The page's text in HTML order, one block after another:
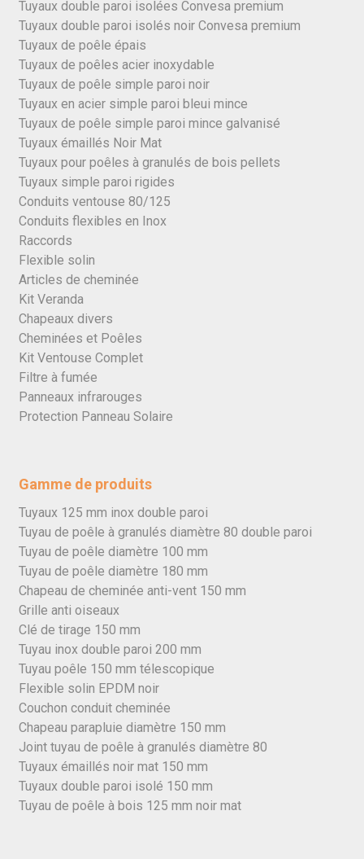
Tuyaux double paroi isolées Convesa premium
Tuyaux double paroi isolés noir Convesa premium
Tuyaux de poêle épais
Tuyaux de poêles acier inoxydable
Tuyaux de poêle simple paroi noir
Tuyaux en acier simple paroi bleui mince
Tuyaux de poêle simple paroi mince galvanisé
Tuyaux émaillés Noir Mat
Tuyaux pour poêles à granulés de bois pellets
Tuyaux simple paroi rigides
Conduits ventouse 80/125
Conduits flexibles en Inox
Raccords
Flexible solin
Articles de cheminée
Kit Veranda
Chapeaux divers
Cheminées et Poêles
Kit Ventouse Complet
Filtre à fumée
Panneaux infrarouges
Protection Panneau Solaire
Gamme de produits
Tuyaux 125 mm inox double paroi
Tuyau de poêle à granulés diamètre 80 double paroi
Tuyau de poêle diamètre 100 mm
Tuyau de poêle diamètre 180 mm
Chapeau de cheminée anti-vent 150 mm
Grille anti oiseaux
Clé de tirage 150 mm
Tuyau inox double paroi 200 mm
Tuyau poêle 150 mm télescopique
Flexible solin EPDM noir
Couchon conduit cheminée
Chapeau parapluie diamètre 150 mm
Joint tuyau de poêle à granulés diamètre 80
Tuyaux émaillés noir mat 150 mm
Tuyaux double paroi isolé 150 mm
Tuyau de poêle à bois 125 mm noir mat